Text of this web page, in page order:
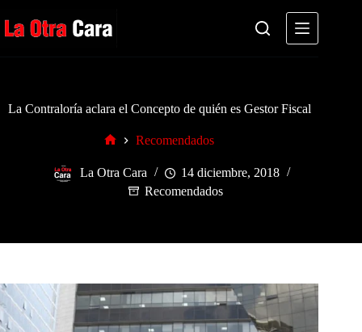
al
contenido
La Contraloría aclara el Concepto de quién es Gestor Fiscal
Recomendados
La Otra Cara
14 diciembre, 2018
Recomendados